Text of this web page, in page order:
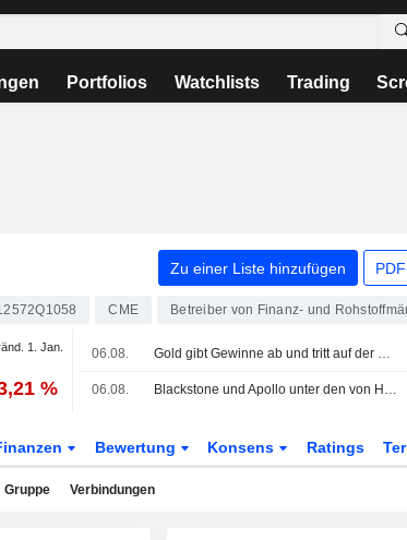
Portfolios Watchlists Trading
Zu einer Liste hinzufügen
CME Betreiber von Finanz- und
1. Jan.
%
06.08. Gold gibt Gewinne ab und tritt auf der Stelle, während Öl wegen Irans Vorschlag zu Verbot 'feindlicher' Schiffe in der Straße von Hormus steigt
06.08. Blackstone und Apollo unter den von Hackern ins Visier genommenen Unternehmen
Bewertung Konsens Ratings
Gruppe Verbindungen